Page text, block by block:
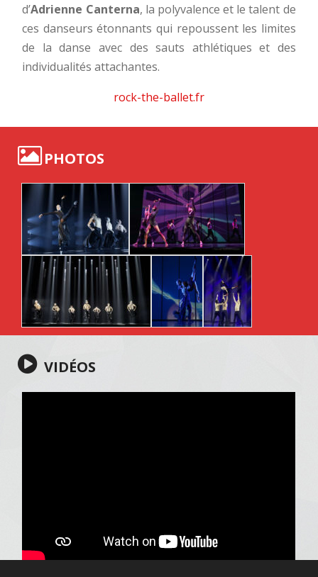
d’Adrienne Canterna, la polyvalence et le talent de
ces danseurs étonnants qui repoussent les limites
de la danse avec des sauts athlétiques et des
individualités attachantes.
rock-the-ballet.fr
PHOTOS
VIDÉOS